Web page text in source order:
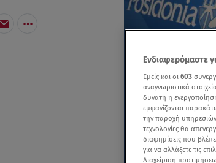
Ενδιαφερόμαστε
Εμείς και οι 603
αναγνωριστικά
δυνατή η
εμφανίζονται
την παροχή
τεχνολογίες θα
διαφημίσεις που
για να αλλάξετε τις
Διαχείριση